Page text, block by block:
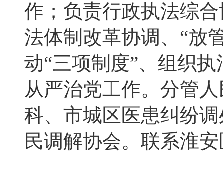
作；负责行政执法综
法体制改革协调、“放
动“三项制度”、组织
从严治党工作。分管
科、市城区医患纠纷
民调解协会。联系淮